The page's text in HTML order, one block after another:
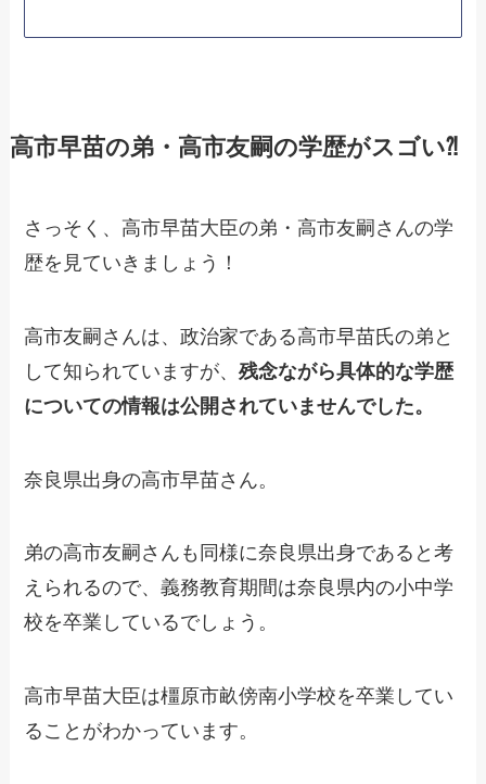
高市早苗の弟・高市友嗣の学歴がスゴい⁈
さっそく、高市早苗大臣の弟・高市友嗣さんの学
歴を見ていきましょう！
高市友嗣さんは、政治家である高市早苗氏の弟と
して知られていますが、残念ながら具体的な学歴
についての情報は公開されていませんでした。
奈良県出身の高市早苗さん。
弟の高市友嗣さんも同様に奈良県出身であると考
えられるので、義務教育期間は奈良県内の小中学
校を卒業しているでしょう。
高市早苗大臣は橿原市畝傍南小学校を卒業してい
ることがわかっています。